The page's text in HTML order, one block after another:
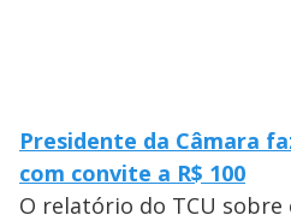
Presidente da Câmara
com convite a R$ 100
O relatório do TCU